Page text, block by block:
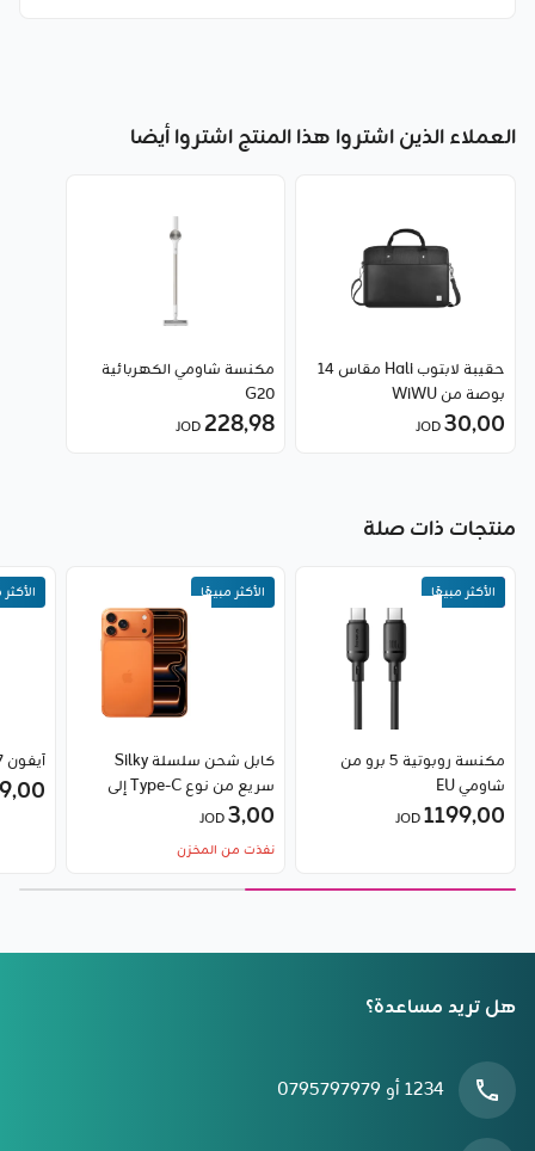
العملاء الذين اشتروا هذا المنتج اشتروا أيضا
حقيبة لابتوب Hali مقاس 14
بوصة من WiWU
30٫00
مكنسة شاومي الكهربائية
G20
228٫98JOD
منتجات ذات صلة
سعر جديد
الأكثر مبيعًا
مكنسة روبوتية 5 برو من
شاومي EU
1199٫00
الأكثر مبيعًا
كابل شحن سلسلة Silky
سريع من نوع Type-C إلى
3٫00JOD
نفذت من المخزن
آيفون 17 برو ماكس
هل تريد مساعدة؟
1234 أو 0795797979